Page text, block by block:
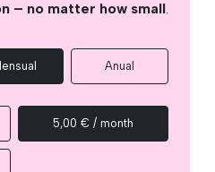
– no matter how small.
Anual
5,00 € / month